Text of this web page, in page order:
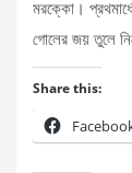
মরক্কো।
গোলের জয় তুলে
Share this: